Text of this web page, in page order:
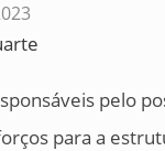
pelo
para a